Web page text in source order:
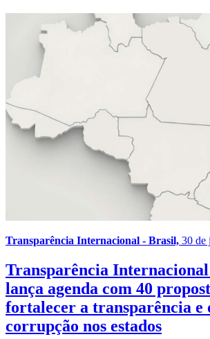
Transparência Internacional - Brasil, 30 de
Transparência
lança agenda com 40
fortalecer a transparência e
corrupção nos estados